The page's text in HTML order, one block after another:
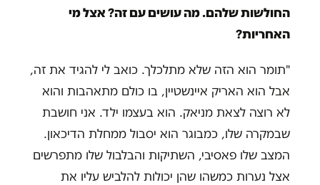
החולשות שלהם. מה עושים עם זה? אצל מי
האחריות?
"תומר הוא הזה שלא מתלכלך. כואב לי להגיד את זה,
אבל הוא האריק איינשטיין, בו כולם מתאהבות והוא
לא רוצה לצאת מניאק. הוא בעצמו ילד. אני חושבת
שבמקרה שלו, כמבוגר הוא יסבול ממחלת הדיכאון.
המצב שלו פאסיבי, השתיקות והבלבול שלו מתפרשים
אצל נערות כמשהו שהן יכולות להלביש עליו את